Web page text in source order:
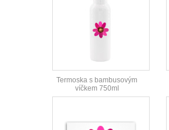
Termoska s bambusovým
víčkem 750ml